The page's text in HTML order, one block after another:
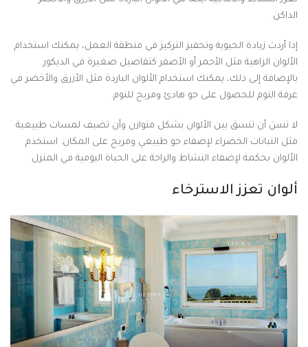
الداكن.
إذا أردت زيادة الحيوية وتحفيز التركيز في منطقة العمل، يمكنك استخدام
الألوان الزاهية مثل الأحمر أو الأصفر كتفاصيل صغيرة في الديكور.
بالإضافة إلى ذلك، يمكنك استخدام الألوان الباردة مثل الأزرق والأخضر في
غرفة النوم للحصول على جو هادئ ومريح للنوم.
لا تنسَ أن تنسق بين الألوان بشكل متوازن وأن تضيف لمسات طبيعية
مثل النباتات الخضراء لإضفاء جو طبيعي ومريح على المكان. استخدم
الألوان بحكمة لإضفاء النشاط والراحة على الحياة اليومية في المنزل.
ألوان تعزز الاسترخاء